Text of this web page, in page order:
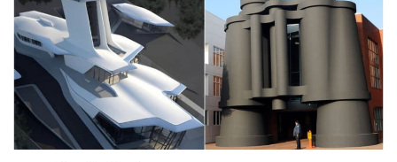
Sledujte prima+
Přihlášení
Sledujte nás